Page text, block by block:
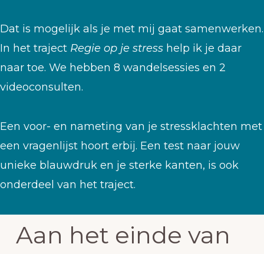
Dat is mogelijk als je met mij gaat samenwerken.
In het traject Regie op je stress help ik je daar
naar toe. We hebben 8 wandelsessies en 2
videoconsulten.
Een voor- en nameting van je stressklachten met
een vragenlijst hoort erbij. Een test naar jouw
unieke blauwdruk en je sterke kanten, is ook
onderdeel van het traject.
Aan het einde van